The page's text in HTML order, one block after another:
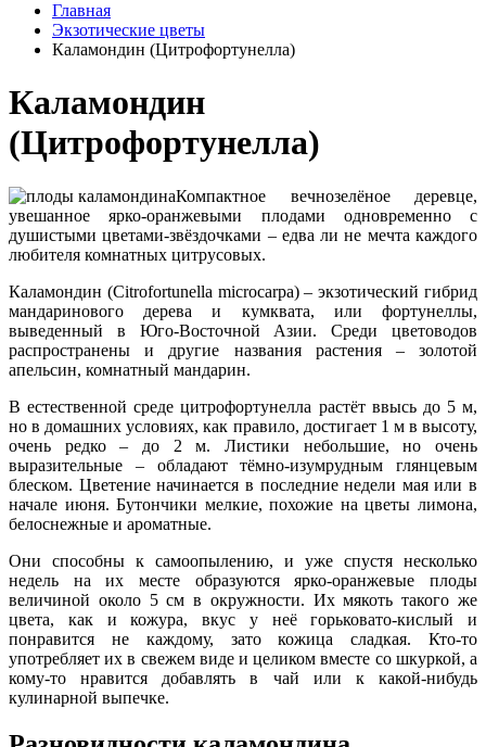
Главная
Экзотические цветы
Каламондин (Цитрофортунелла)
Каламондин
(Цитрофортунелла)
Компактное вечнозелёное деревце,
увешанное ярко-оранжевыми плодами одновременно с
душистыми цветами-звёздочками – едва ли не мечта каждого
любителя комнатных цитрусовых.
Каламондин (Citrofortunella microcarpa) – экзотический гибрид
мандаринового дерева и кумквата, или фортунеллы,
выведенный в Юго-Восточной Азии. Среди цветоводов
распространены и другие названия растения – золотой
апельсин, комнатный мандарин.
В естественной среде цитрофортунелла растёт ввысь до 5 м,
но в домашних условиях, как правило, достигает 1 м в высоту,
очень редко – до 2 м. Листики небольшие, но очень
выразительные – обладают тёмно-изумрудным глянцевым
блеском. Цветение начинается в последние недели мая или в
начале июня. Бутончики мелкие, похожие на цветы лимона,
белоснежные и ароматные.
Они способны к самоопылению, и уже спустя несколько
недель на их месте образуются ярко-оранжевые плоды
величиной около 5 см в окружности. Их мякоть такого же
цвета, как и кожура, вкус у неё горьковато-кислый и
понравится не каждому, зато кожица сладкая. Кто-то
употребляет их в свежем виде и целиком вместе со шкуркой, а
кому-то нравится добавлять в чай или к какой-нибудь
кулинарной выпечке.